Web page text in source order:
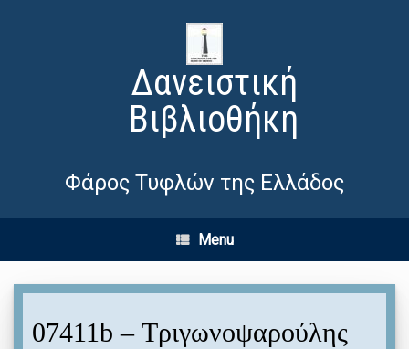
Δανειστική
Βιβλιοθήκη
Φάρος Τυφλών της Ελλάδος
Menu
07411b – Τριγωνοψαρούλης